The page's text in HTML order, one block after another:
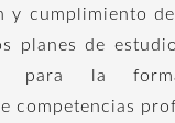
y cumplimiento
planes de
para la
competencias